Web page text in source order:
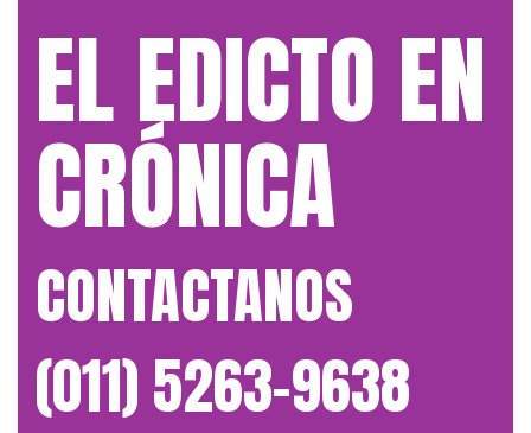
EL EDICTO EN
CRÓNICA
CONTACTANOS
(011) 5263-9638